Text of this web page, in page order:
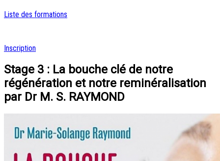
Liste des formations
Inscription
Stage 3 : La bouche clé de notre
régénération et notre reminéralisation
par Dr M. S. RAYMOND